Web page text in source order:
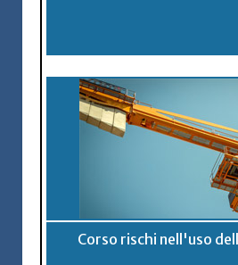
Corso rischi nell'uso